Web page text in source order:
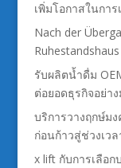
เพิ่มโอกาสในการ
Nach der
รับผลิตน้ำดื่ม
ต่อยอดธุรกิจอย่า
บริการวางฤกษ์ม
ก่อนก้าวสู่ช่วงเว
x lift กับการเลือ